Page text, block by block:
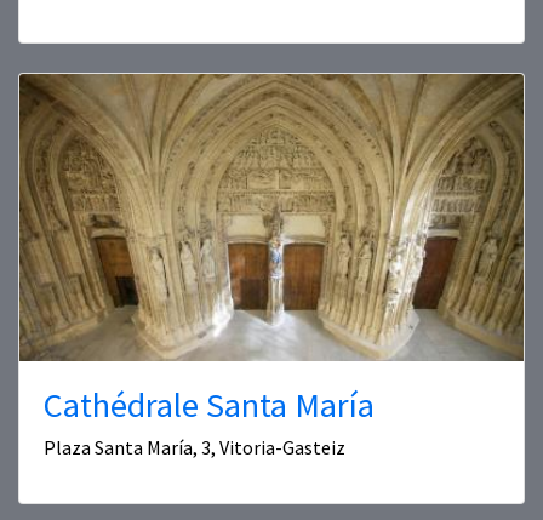
Cathédrale Santa María
Plaza Santa María, 3, Vitoria-Gasteiz